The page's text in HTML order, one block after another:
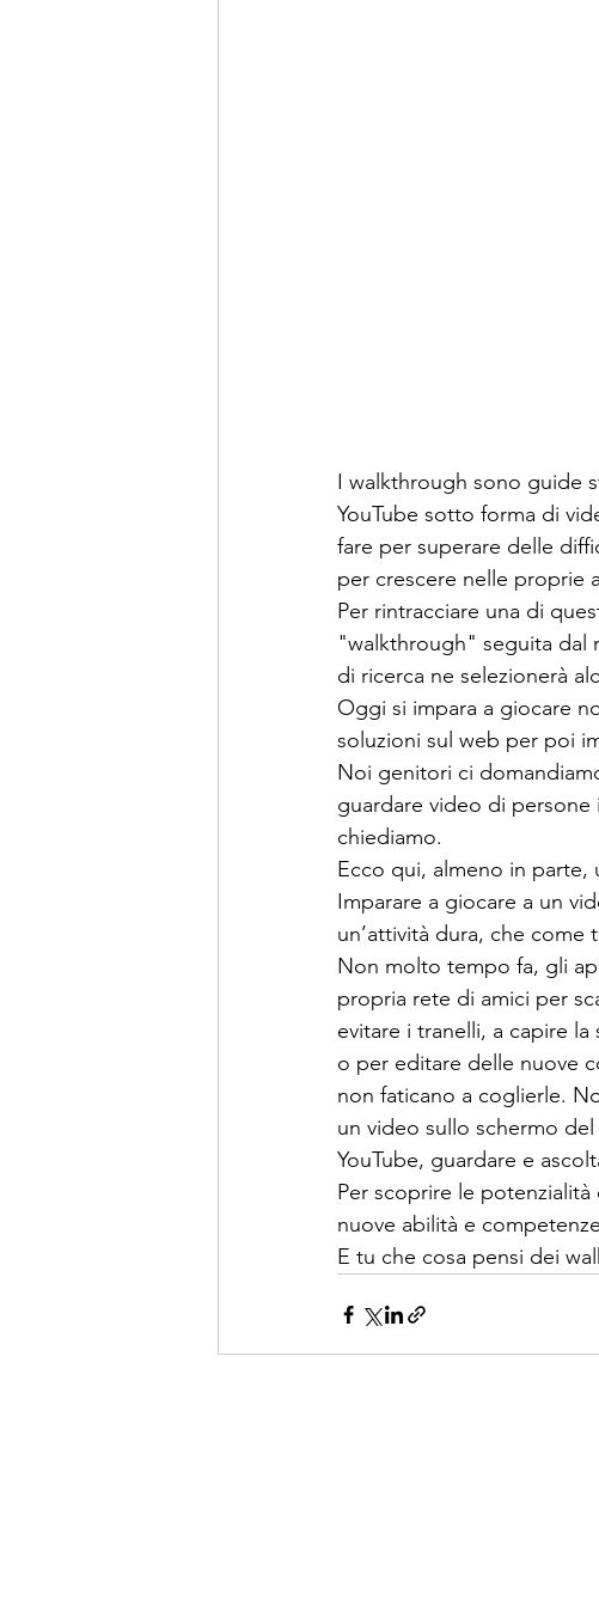
I walkthrough sono guide
YouTube sotto forma di
fare per superare delle
per crescere nelle proprie
Per rintracciare una di
"walkthrough" seguita dal
di ricerca ne selezionerà
Oggi si impara a giocare
soluzioni sul web per poi
Noi genitori ci
guardare video di
chiediamo.
Ecco qui, almeno in parte,
Imparare a giocare a un
un’attività dura, che come
Non molto tempo fa, gli
propria rete di amici per
evitare i tranelli, a capire
o per editare delle nuove
non faticano a coglierle.
un video sullo schermo
YouTube, guardare e
Per scoprire le
nuove abilità e
E tu che cosa pensi dei